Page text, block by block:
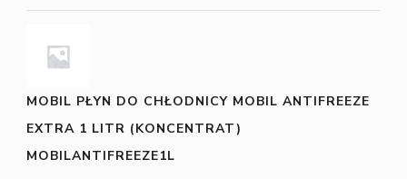
MOBIL PŁYN DO CHŁODNICY MOBIL ANTIFREEZE
EXTRA 1 LITR (KONCENTRAT)
MOBILANTIFREEZE1L